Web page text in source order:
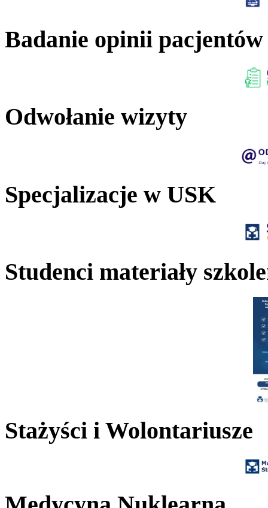
Badanie opinii pacjentów
Odwołanie wizyty
Specjalizacje w USK
Studenci materiały
Stażyści i Wolontariusze